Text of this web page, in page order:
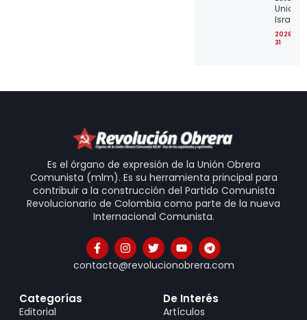
Unidos
Israel
2026-
31
Es el órgano de expresión de la Unión Obrera
Comunista (mlm). Es su herramienta principal para
contribuir a la construcción del Partido Comunista
Revolucionario de Colombia como parte de la nueva
Internacional Comunista.
contacto@revolucionobrera.com
Categorías
Editorial
De Interés
Artículos